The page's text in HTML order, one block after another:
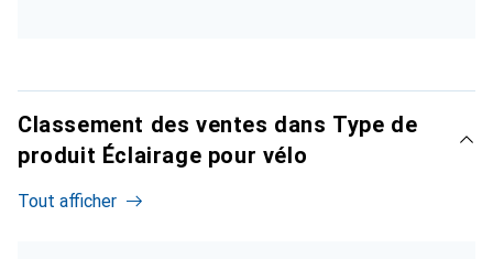
Classement des ventes dans Type de
produit Éclairage pour vélo
Tout afficher